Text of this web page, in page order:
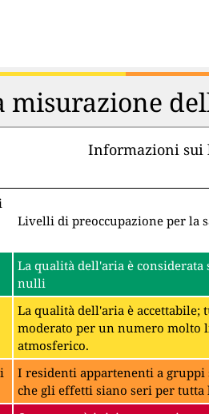
Informazioni
Livelli di preoccupazione per la
La qualità dell'aria è
nulli
La qualità dell'aria è
moderato per un numero molto
atmosferico.
I residenti appartenenti a
che gli effetti siano seri per tutta